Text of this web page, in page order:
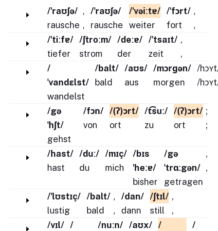
/ˈraʊʃə/
rausche
,
,
/ˈraʊʃə/
rausche
/ˈvəiːtɐ/
weiter
/ˈfɔrt/
fort
,
,
/ˈtiːfɐ/
tiefer
/ʃtroːm/
strom
/deːɐ/
der
/ˈtsaɪt/
zeit
,
,
/
ˈvandɛlst/
wandelst
/balt/
bald
/aʊs/
aus
/mɔrɡən/
morgen
/
/
/gə
ˈhʃt/
gehst
/fɔn/
von
/(ʔ)ɔrt/
ort
/t͡suː/
zu
/(ʔ)ɔrt/
ort
;
;
/hast/
hast
/duː/
du
/mɪç/
mich
/bɪs
ˈheːɐ/
bisher
/gə
ˈtrɑːgən/
getragen
,
,
/ˈlʊstɪç/
lustig
/balt/
bald
,
,
/dan/
dann
/ʃtɪl/
still
,
,
/vɪl/ /
/nuːn/ /aʊx/ /
/